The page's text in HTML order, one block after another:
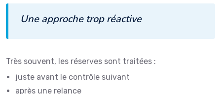
Une approche trop réactive
Très souvent, les réserves sont traitées :
juste avant le contrôle suivant
après une relance